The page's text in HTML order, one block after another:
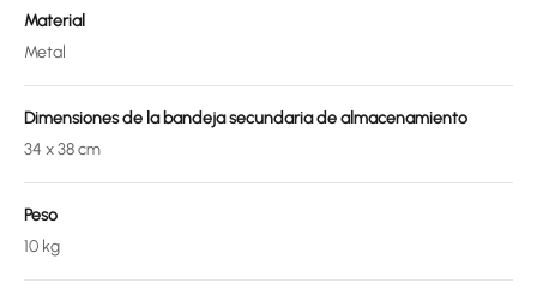
Material
Metal
Dimensiones de la bandeja secundaria de almacenamiento
34 x 38 cm
Peso
10 kg